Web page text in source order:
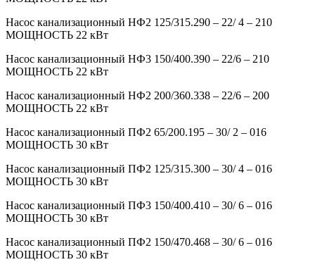
Насос канализационный НФ2 125/315.290 – 22/ 4 – 210
МОЩНОСТЬ 22 кВт
Насос канализационный НФ3 150/400.390 – 22/6 – 210
МОЩНОСТЬ 22 кВт
Насос канализационный НФ2 200/360.338 – 22/6 – 200
МОЩНОСТЬ 22 кВт
Насос канализационный ПФ2 65/200.195 – 30/ 2 – 016
МОЩНОСТЬ 30 кВт
Насос канализационный ПФ2 125/315.300 – 30/ 4 – 016
МОЩНОСТЬ 30 кВт
Насос канализационный ПФ3 150/400.410 – 30/ 6 – 016
МОЩНОСТЬ 30 кВт
Насос канализационный ПФ2 150/470.468 – 30/ 6 – 016
МОЩНОСТЬ 30 кВт